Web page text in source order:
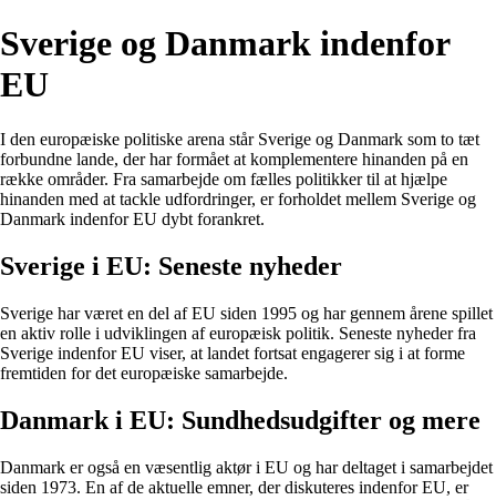
Sverige og Danmark indenfor
EU
I den europæiske politiske arena står Sverige og Danmark som to tæt
forbundne lande, der har formået at komplementere hinanden på en
række områder. Fra samarbejde om fælles politikker til at hjælpe
hinanden med at tackle udfordringer, er forholdet mellem Sverige og
Danmark indenfor EU dybt forankret.
Sverige i EU: Seneste nyheder
Sverige har været en del af EU siden 1995 og har gennem årene spillet
en aktiv rolle i udviklingen af europæisk politik. Seneste nyheder fra
Sverige indenfor EU viser, at landet fortsat engagerer sig i at forme
fremtiden for det europæiske samarbejde.
Danmark i EU: Sundhedsudgifter og mere
Danmark er også en væsentlig aktør i EU og har deltaget i samarbejdet
siden 1973. En af de aktuelle emner, der diskuteres indenfor EU, er